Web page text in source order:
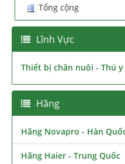
Tổng cộng
Lĩnh Vực
Thiết bị chăn nuôi - Thú y
Hãng
Hãng Novapro - Hàn
Hãng Haier - Trung Quốc